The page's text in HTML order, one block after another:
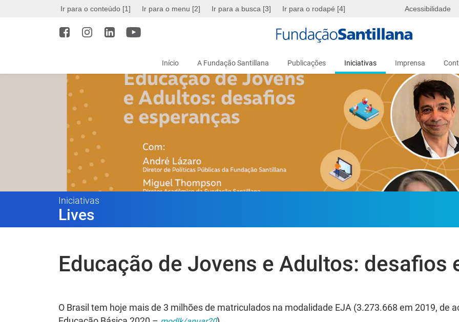
Ir para o conteúdo [1] Ir para o menu [2] Ir para a busca [3] Ir para o rodapé [4] Acessibilidade
Início A Fundação Santillana Publicações Iniciativas Imprensa
Iniciativas
Lives
Educação de Jovens e Adultos: desafios
O Brasil tem hoje mais de 3 milhões de matriculados na modalidade EJA (3.273.668 em 2019, de